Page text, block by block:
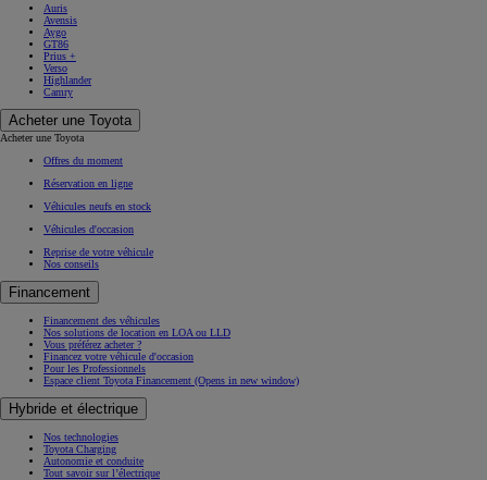
Auris
Avensis
Aygo
GT86
Prius +
Verso
Highlander
Camry
Acheter une Toyota
Acheter une Toyota
Offres du moment
Réservation en ligne
Véhicules neufs en stock
Véhicules d'occasion
Reprise de votre véhicule
Nos conseils
Financement
Financement des véhicules
Nos solutions de location en LOA ou LLD
Vous préférez acheter ?
Financez votre véhicule d'occasion
Pour les Professionnels
Espace client Toyota Financement (Opens in new window)
Hybride et électrique
Nos technologies
Toyota Charging
Autonomie et conduite
Tout savoir sur l’électrique